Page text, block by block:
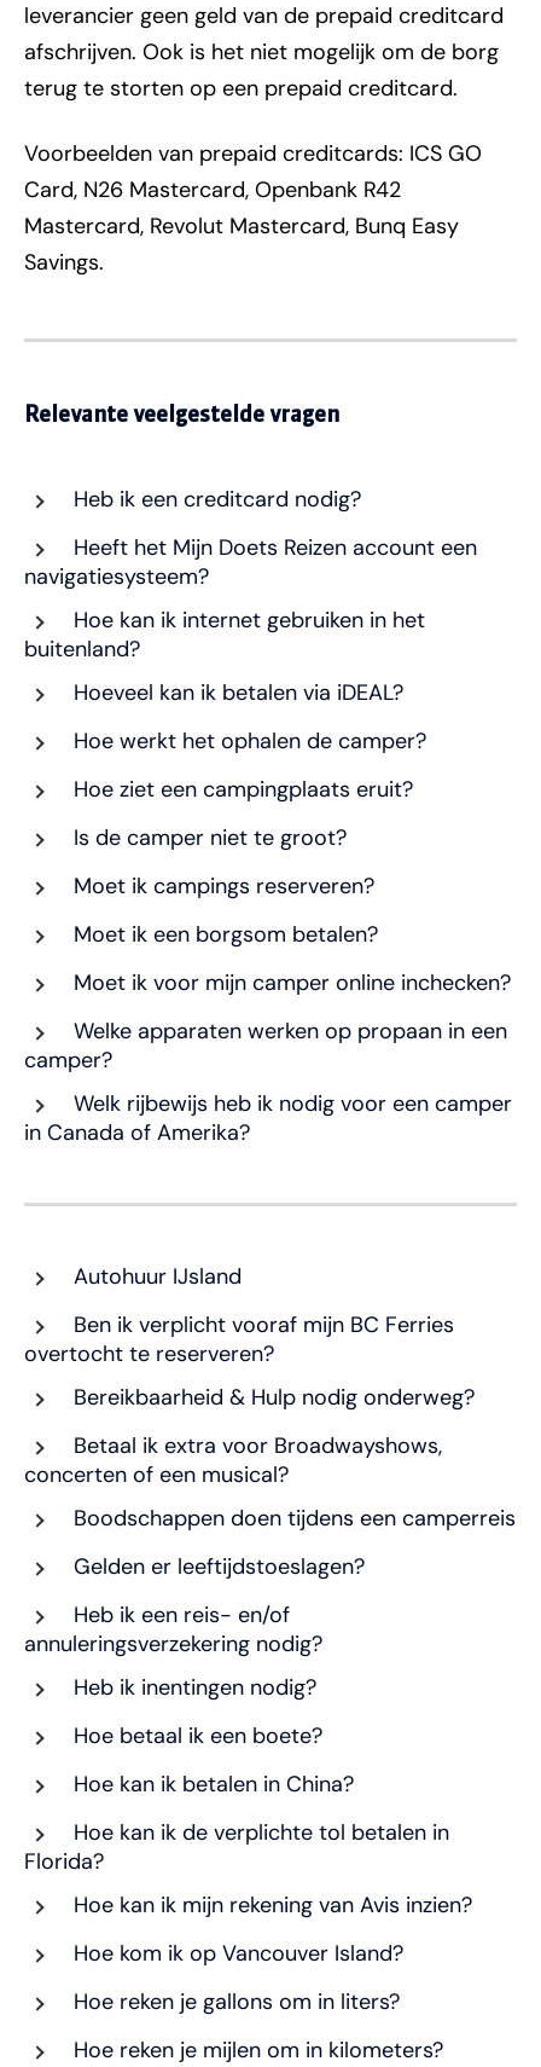
leverancier geen geld van de prepaid creditcard
afschrijven. Ook is het niet mogelijk om de borg
terug te storten op een prepaid creditcard.
Voorbeelden van prepaid creditcards: ICS GO
Card, N26 Mastercard, Openbank R42
Mastercard, Revolut Mastercard, Bunq Easy
Savings.
Relevante veelgestelde vragen
Heb ik een creditcard nodig?
Heeft het Mijn Doets Reizen account een
navigatiesysteem?
Hoe kan ik internet gebruiken in het
buitenland?
Hoeveel kan ik betalen via iDEAL?
Hoe werkt het ophalen de camper?
Hoe ziet een campingplaats eruit?
Is de camper niet te groot?
Moet ik campings reserveren?
Moet ik een borgsom betalen?
Moet ik voor mijn camper online inchecken?
Welke apparaten werken op propaan in een
camper?
Welk rijbewijs heb ik nodig voor een camper
in Canada of Amerika?
Autohuur IJsland
Ben ik verplicht vooraf mijn BC Ferries
overtocht te reserveren?
Bereikbaarheid & Hulp nodig onderweg?
Betaal ik extra voor Broadwayshows,
concerten of een musical?
Boodschappen doen tijdens een camperreis
Gelden er leeftijdstoeslagen?
Heb ik een reis- en/of
annuleringsverzekering nodig?
Heb ik inentingen nodig?
Hoe betaal ik een boete?
Hoe kan ik betalen in China?
Hoe kan ik de verplichte tol betalen in
Florida?
Hoe kan ik mijn rekening van Avis inzien?
Hoe kom ik op Vancouver Island?
Hoe reken je gallons om in liters?
Hoe reken je mijlen om in kilometers?